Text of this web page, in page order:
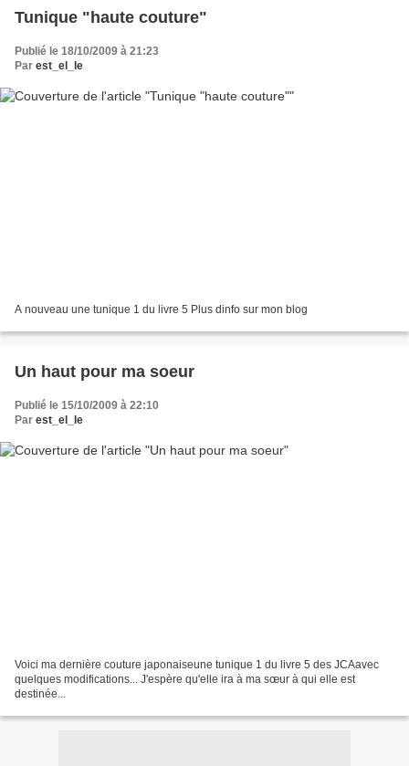
Tunique "haute couture"
Publié le 18/10/2009 à 21:23
Par est_el_le
A nouveau une tunique 1 du livre 5 Plus dinfo sur mon blog
Un haut pour ma soeur
Publié le 15/10/2009 à 22:10
Par est_el_le
Voici ma dernière couture japonaiseune tunique 1 du livre 5 des JCAavec
quelques modifications... J'espère qu'elle ira à ma sœur à qui elle est
destinée...